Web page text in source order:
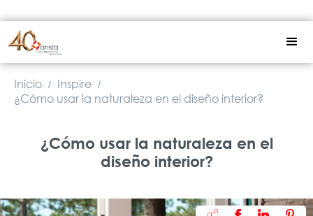
Inicio / Inspire /
¿Cómo usar la naturaleza en el diseño interior?
¿Cómo usar la naturaleza en el
diseño interior?